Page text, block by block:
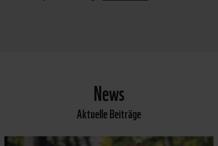
News
Aktuelle Beiträge